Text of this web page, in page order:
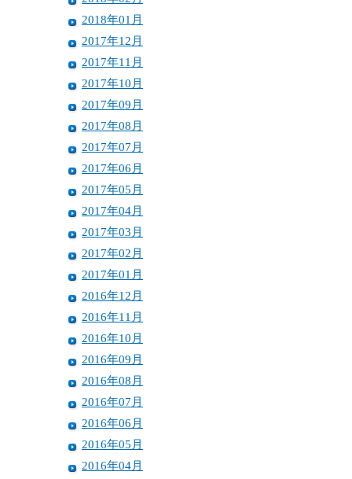
2018年01月
2017年12月
2017年11月
2017年10月
2017年09月
2017年08月
2017年07月
2017年06月
2017年05月
2017年04月
2017年03月
2017年02月
2017年01月
2016年12月
2016年11月
2016年10月
2016年09月
2016年08月
2016年07月
2016年06月
2016年05月
2016年04月